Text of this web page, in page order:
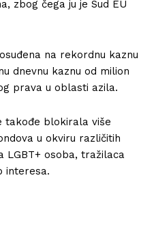
zbog čega ju je Sud EU
na rekordnu kaznu
dnevnu kaznu od milion
prava u oblasti azila.
takođe blokirala više
u okviru različitih
LGBT+ osoba, tražilaca
interesa.